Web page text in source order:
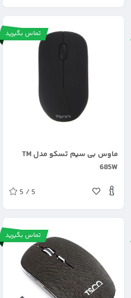
تماس بگیرید
ماوس بی سیم تسکو مدل TM
685W
5 / 5
تماس بگیرید